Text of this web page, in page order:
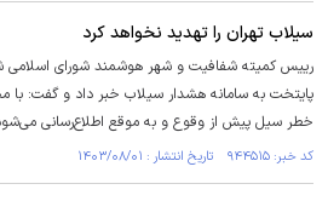
سیلاب تهران را تهدید نخواهد کرد
رییس کمیته شفافیت و شهر هوشمند شورای اسلامی
پایتخت به سامانه هشدار سیلاب خبر داد و گفت: با
خطر سیل پیش از وقوع و به موقع اطلاع‌رسانی
کد خبر: ۹۴۴۵۱۵ تاریخ انتشار : ۱۴۰۳/۰۸/۰۱